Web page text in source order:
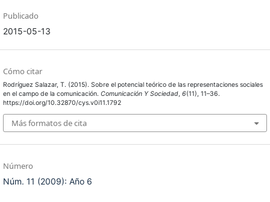
Publicado
2015-05-13
Cómo citar
Rodríguez Salazar, T. (2015). Sobre el potencial teórico de las representaciones sociales
en el campo de la comunicación. Comunicación Y Sociedad, 6(11), 11–36.
https://doi.org/10.32870/cys.v0i11.1792
Más formatos de cita
Número
Núm. 11 (2009): Año 6